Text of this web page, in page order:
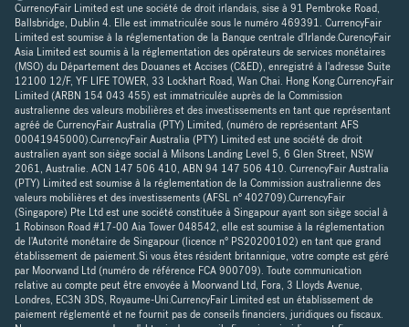
CurrencyFair Limited est une société de droit irlandais, sise à 91 Pembroke Road,
Ballsbridge, Dublin 4. Elle est immatriculée sous le numéro 469391. CurrencyFair
Limited est soumise à la réglementation de la Banque centrale d'Irlande.CurencyFair
Asia Limited est soumis à la réglementation des opérateurs de services monétaires
(MSO) du Département des Douanes et Accises (C&ED), enregistré à l'adresse Suite
12100 12/F, YF LIFE TOWER, 33 Lockhart Road, Wan Chai. Hong Kong.CurrencyFair
Limited (ARBN 154 043 455) est immatriculée auprès de la Commission
australienne des valeurs mobilières et des investissements en tant que représentant
agréé de CurrencyFair Australia (PTY) Limited, (numéro de représentant AFS
00041945000).CurrencyFair Australia (PTY) Limited est une société de droit
australien ayant son siège social à Milsons Landing Level 5, 6 Glen Street, NSW
2061, Australie. ACN 147 506 410, ABN 94 147 506 410. CurrencyFair Australia
(PTY) Limited est soumise à la réglementation de la Commission australienne des
valeurs mobilières et des investissements (AFSL n° 402709).CurrencyFair
(Singapore) Pte Ltd est une société constituée à Singapour ayant son siège social à
1 Robinson Road #17-00 Aia Tower 048542, elle est soumise à la réglementation
de l'Autorité monétaire de Singapour (licence n° PS20200102) en tant que grand
établissement de paiement.Si vous êtes résident britannique, votre compte est géré
par Moorwand Ltd (numéro de référence FCA 900709). Toute communication
relative au compte peut être envoyée à Moorwand Ltd, Fora, 3 Lloyds Avenue,
Londres, EC3N 3DS, Royaume-Uni.CurrencyFair Limited est un établissement de
paiement réglementé et ne fournit pas de conseils financiers, juridiques ou fiscaux.